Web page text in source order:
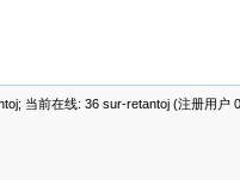
当前在线: 36 sur-retantoj (注册用户